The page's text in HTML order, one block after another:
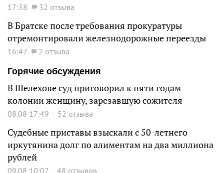
17:38 32 отзыва
В Братске после требования прокуратуры
отремонтировали железнодорожные переезды
16:47
2 отзыва
Горячие обсуждения
В Шелехове суд приговорил к пяти годам
колонии женщину, зарезавшую сожителя
08.08 17:49 52 отзыва
Судебные приставы взыскали с 50-летнего
иркутянина долг по алиментам на два миллиона
рублей
09.08 10:07 48 отзывов